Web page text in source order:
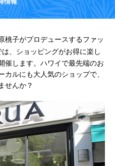
子がプロデュースするファッ
は、ショッピングがお得に楽し
催します。ハワイで最先端のお
カルにも大人気のショップで、
せんか？